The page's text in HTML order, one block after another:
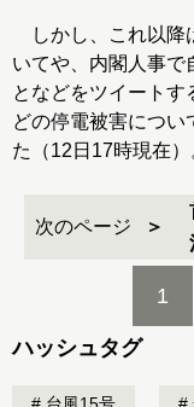
しかし、これ以降
いてや、内閣人事で
となどをツイートす
どの停電被害につい
た（12日17時現在）
次のページ
1
ハッシュタグ
台風15号